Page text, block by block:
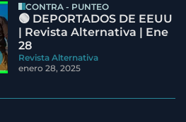
CONTRA - PUNTEO
🟢 DEPORTADOS DE EEUU
| Revista Alternativa | Ene
28
Revista Alternativa
enero 28, 2025